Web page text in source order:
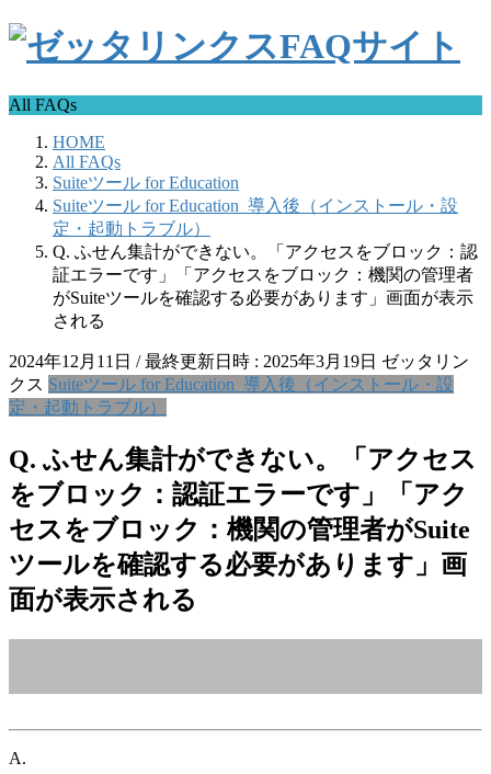
All FAQs
HOME
All FAQs
Suiteツール for Education
Suiteツール for Education_導入後（インストール・設
定・起動トラブル）
Q. ふせん集計ができない。「アクセスをブロック：認
証エラーです」「アクセスをブロック：機関の管理者
がSuiteツールを確認する必要があります」画面が表示
される
2024年12月11日 / 最終更新日時 : 2025年3月19日 ゼッタリン
クス Suiteツール for Education_導入後（インストール・設
定・起動トラブル）
Q. ふせん集計ができない。「アクセス
をブロック：認証エラーです」「アク
セスをブロック：機関の管理者がSuite
ツールを確認する必要があります」画
面が表示される
A.